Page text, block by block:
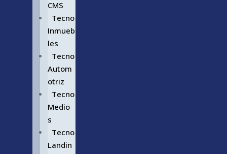
CMS
Tecno
Inmueb
les
Tecno
Autom
otriz
Tecno
Medio
s
Tecno
Landin